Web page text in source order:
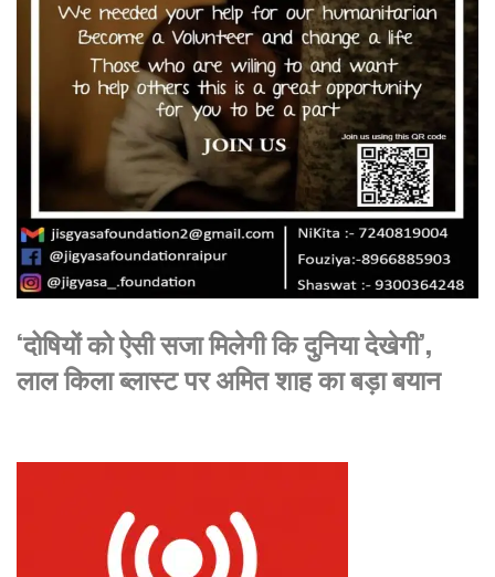
‘दोषियों को ऐसी सजा मिलेगी कि दुनिया देखेगी’,
लाल किला ब्लास्ट पर अमित शाह का बड़ा बयान